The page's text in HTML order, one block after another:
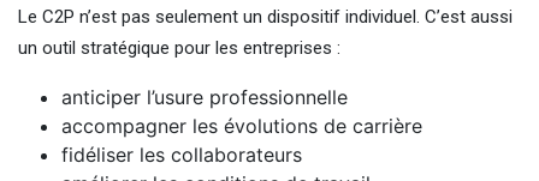
Le C2P n’est pas seulement un dispositif individuel. C’est aussi
un outil stratégique pour les entreprises :
anticiper l’usure professionnelle
accompagner les évolutions de carrière
fidéliser les collaborateurs